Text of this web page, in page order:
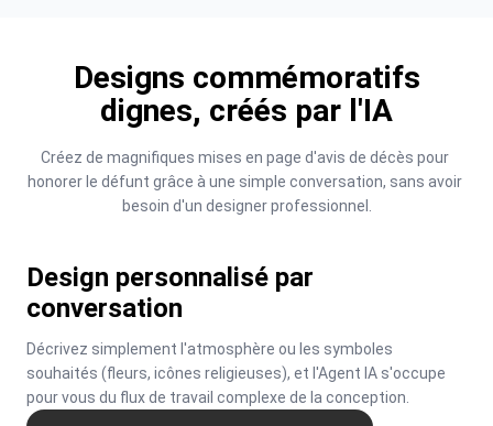
Designs commémoratifs
dignes, créés par l'IA
Créez de magnifiques mises en page d'avis de décès pour
honorer le défunt grâce à une simple conversation, sans avoir
besoin d'un designer professionnel.
Design personnalisé par
conversation
Décrivez simplement l'atmosphère ou les symboles
souhaités (fleurs, icônes religieuses), et l'Agent IA s'occupe
pour vous du flux de travail complexe de la conception.